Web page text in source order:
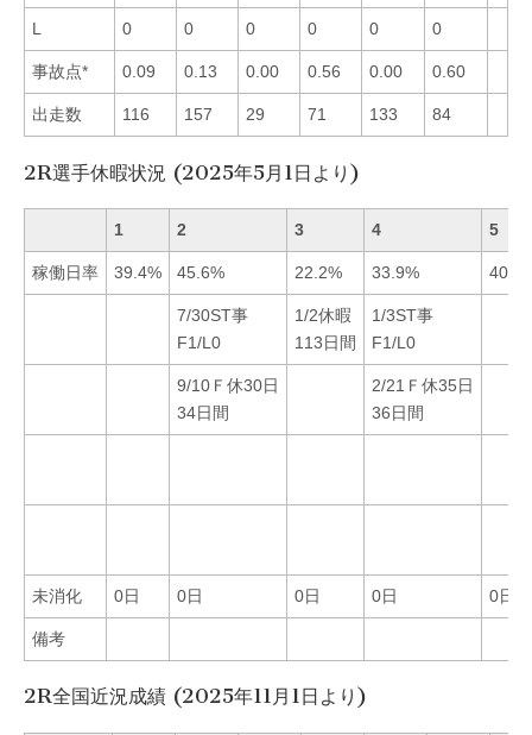
L 0 0 0 0 0 0
事故点* 0.09 0.13 0.00 0.56 0.00 0.60
出走数 116 157 29 71 133 84
2R選手休暇状況 (2025年5月1日より)
1 2 3 4 5
稼働日率 39.4% 45.6% 22.2% 33.9%
7/30ST事
F1/L0
1/2休暇
113日間
1/3ST事
F1/L0
9/10Ｆ休30日
34日間
2/21Ｆ休35日
36日間
未消化 0日 0日 0日 0日 0日
備考
2R全国近況成績 (2025年11月1日より)